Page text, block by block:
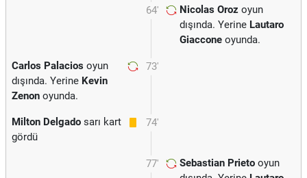
64' Nicolas Oroz oyun
dışında. Yerine Lautaro
Giaccone oyunda.
73'
Carlos Palacios oyun
dışında. Yerine Kevin
Zenon oyunda.
74'
Milton Delgado sarı kart
gördü
77' Sebastian Prieto oyun